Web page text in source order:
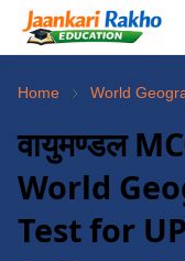
Home World
वायुमण्डल
World
Test for